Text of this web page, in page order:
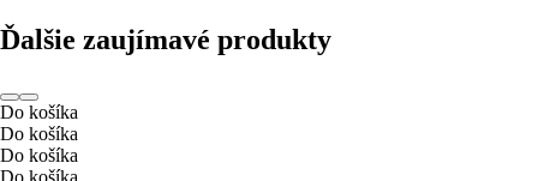
Ďalšie zaujímavé produkty
Do košíka
Do košíka
Do košíka
Do košíka